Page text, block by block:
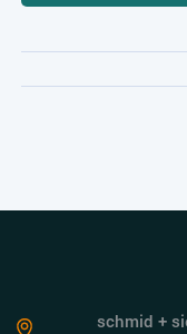
schmid +